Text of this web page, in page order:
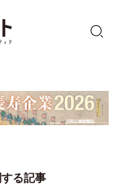
る記事